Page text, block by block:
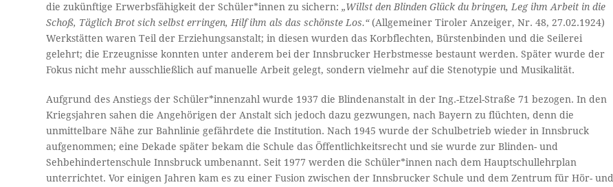
die zukünftige Erwerbsfähigkeit der Schüler*innen zu sichern:„Willst den Blinden Glück du bringen, Leg ihm Arbeit in die
Schoß, Täglich Brot sich selbst erringen, Hilf ihm als das schönste Los.“(Allgemeiner Tiroler Anzeiger, Nr. 48, 27.02.1924)
Werkstätten waren Teil der Erziehungsanstalt; in diesen wurden das Korbflechten, Bürstenbinden und die Seilerei
gelehrt; die Erzeugnisse konnten unter anderem bei der Innsbrucker Herbstmesse bestaunt werden. Später wurde der
Fokus nicht mehr ausschließlich auf manuelle Arbeit gelegt, sondern vielmehr auf die Stenotypie und Musikalität.
Aufgrund des Anstiegs der Schüler*innenzahl wurde 1937 die Blindenanstalt in der Ing.-Etzel-Straße 71 bezogen. In den
Kriegsjahren sahen die Angehörigen der Anstalt sich jedoch dazu gezwungen, nach Bayern zu flüchten, denn die
unmittelbare Nähe zur Bahnlinie gefährdete die Institution. Nach 1945 wurde der Schulbetrieb wieder in Innsbruck
aufgenommen; eine Dekade später bekam die Schule das Öffentlichkeitsrecht und sie wurde zur Blinden- und
Sehbehindertenschule Innsbruck umbenannt. Seit 1977 werden die Schüler*innen nach dem Hauptschullehrplan
unterrichtet. Vor einigen Jahren kam es zu einer Fusion zwischen der Innsbrucker Schule und dem Zentrum für Hör- und